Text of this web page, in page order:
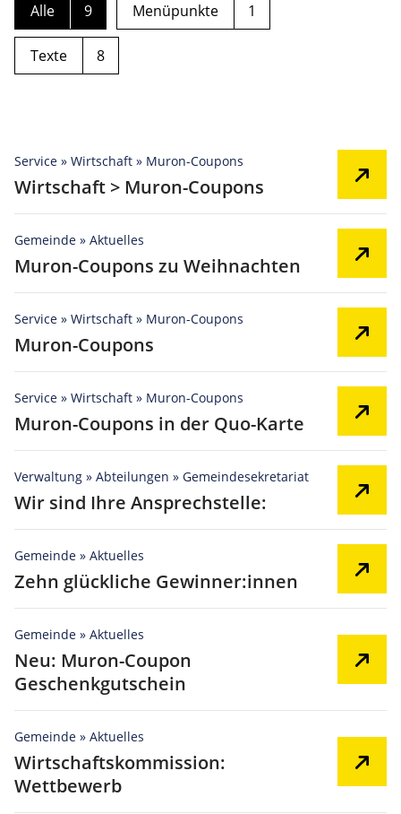
Alle 9 Menüpunkte 1
Texte 8
Service » Wirtschaft » Muron-Coupons
Wirtschaft > Muron-Coupons
Gemeinde » Aktuelles
Muron-Coupons zu Weihnachten
Service » Wirtschaft » Muron-Coupons
Muron-Coupons
Service » Wirtschaft » Muron-Coupons
Muron-Coupons in der Quo-Karte
Verwaltung » Abteilungen » Gemeindesekretariat
Wir sind Ihre Ansprechstelle:
Gemeinde » Aktuelles
Zehn glückliche Gewinner:innen
Gemeinde » Aktuelles
Neu: Muron-Coupon
Geschenkgutschein
Gemeinde » Aktuelles
Wirtschaftskommission:
Wettbewerb